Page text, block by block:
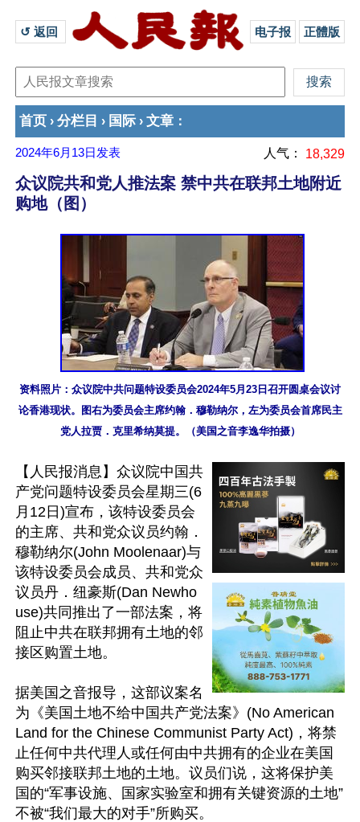
↺ 返回 电子报 正體版
首页 › 分栏目 › 国际 › 文章 ：
2024年6月13日 发表 人气： 18,329
众议院共和党人推法案 禁中共在联邦土地附近
购地（图）
资料照片：众议院中共问题特设委员会2024年5月23日召开圆桌会议讨
论香港现状。图右为委员会主席约翰．穆勒纳尔，左为委员会首席民主
党人拉贾．克里希纳莫提。（美国之音李逸华拍摄）
【人民报消息】众议院中国共
产党问题特设委员会星期三(6
月12日)宣布，该特设委员会
的主席、共和党众议员约翰．
穆勒纳尔(John Moolenaar)与
该特设委员会成员、共和党众
议员丹．纽豪斯(Dan Newho
use)共同推出了一部法案，将
阻止中共在联邦拥有土地的邻
接区购置土地。
据美国之音报导，这部议案名
为《美国土地不给中国共产党法案》(No American
Land for the Chinese Communist Party Act)，将禁
止任何中共代理人或任何由中共拥有的企业在美国
购买邻接联邦土地的土地。议员们说，这将保护美
国的“军事设施、国家实验室和拥有关键资源的土地”
不被“我们最大的对手”所购买。